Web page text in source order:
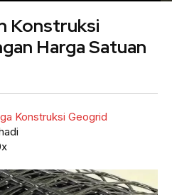
Konstruksi
Harga Satuan
Konstruksi Geogrid